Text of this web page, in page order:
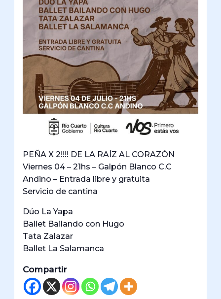
PEÑA X 2!!!! DE LA RAÍZ AL CORAZÓN
Viernes 04 – 21hs – Galpón Blanco C.C
Andino – Entrada libre y gratuita
Servicio de cantina
Dúo La Yapa
Ballet Bailando con Hugo
Tata Zalazar
Ballet La Salamanca
Compartir